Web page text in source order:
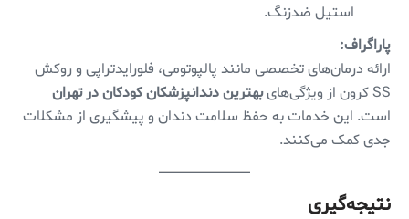
استیل ضدزنگ.
پاراگراف:
ارائه درمان‌های تخصصی مانند پالپوتومی، فلورایدتراپی و روکش
SS کرون از ویژگی‌های
بهترین دندانپزشکان کودکان در تهران
است. این خدمات به حفظ سلامت دندان و پیشگیری از مشکلات
جدی کمک می‌کنند.
نتیجه‌گیری